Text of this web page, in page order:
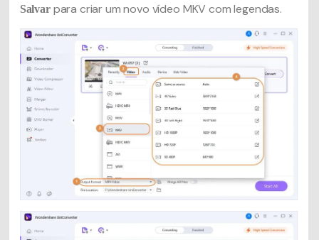
Salvar para criar um novo vídeo MKV com legendas.